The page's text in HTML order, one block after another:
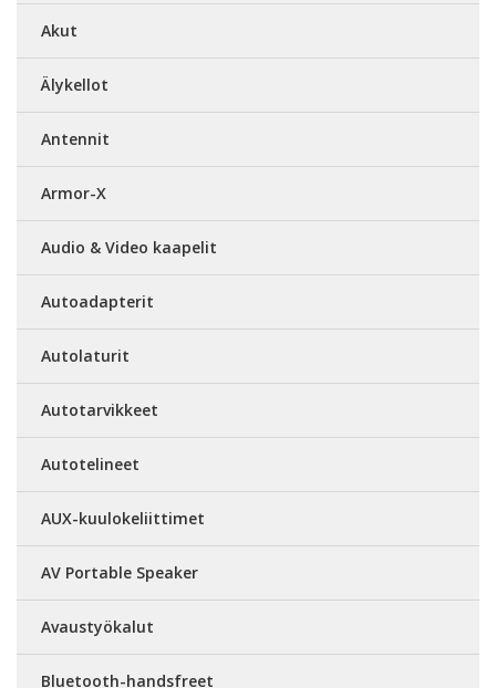
Akut
Älykellot
Antennit
Armor-X
Audio & Video kaapelit
Autoadapterit
Autolaturit
Autotarvikkeet
Autotelineet
AUX-kuulokeliittimet
AV Portable Speaker
Avaustyökalut
Bluetooth-handsfreet